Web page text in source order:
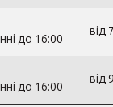
до 16:00
від
до 16:00
від